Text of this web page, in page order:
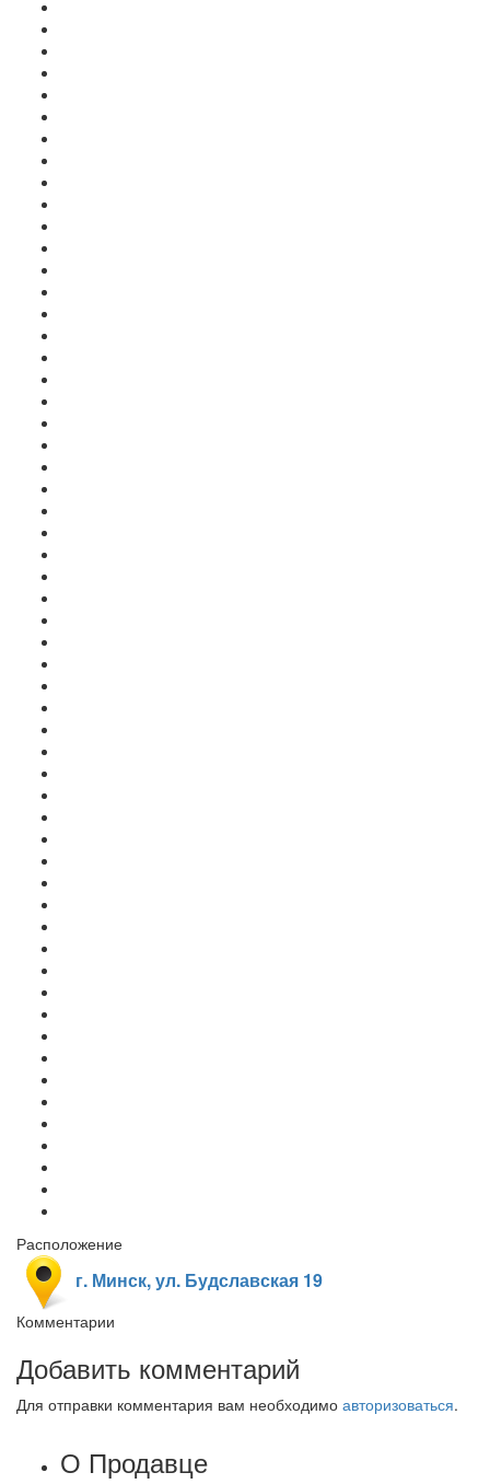
Расположение
г. Минск, ул. Будславская 19
Комментарии
Добавить комментарий
Для отправки комментария вам необходимо авторизоваться.
О Продавце